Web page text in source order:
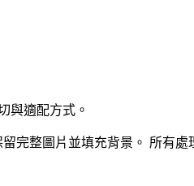
與適配方式。
完整圖片並填充背景。 所有處